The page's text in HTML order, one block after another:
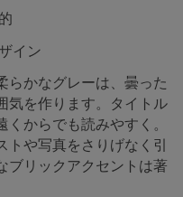
イン
らかなグレーは、曇った
気を作ります。タイトル
からでも読みやすく。
や写真をさりげなく引
ブリックアクセントは著